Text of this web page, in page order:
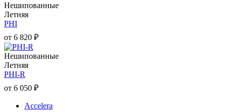
Нешипованные
Летняя
PHI
от 6 820 ₽
Нешипованные
Летняя
PHI-R
от 6 050 ₽
Accelera